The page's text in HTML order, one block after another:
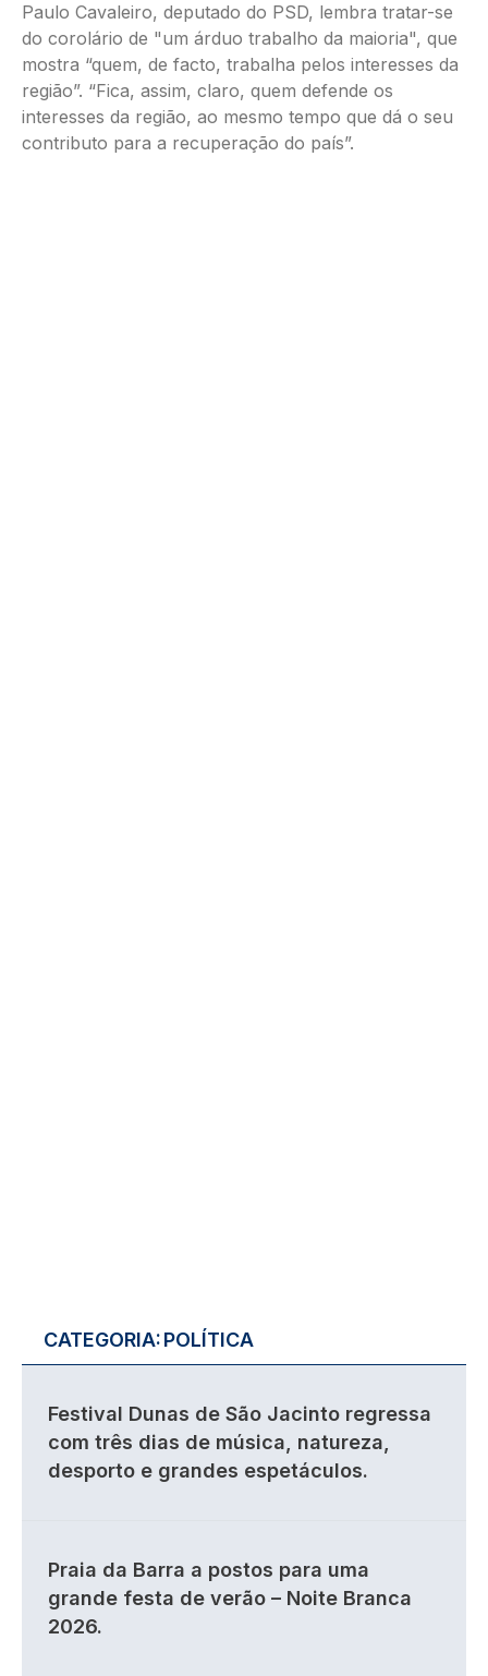
Paulo Cavaleiro, deputado do PSD, lembra tratar-se
do corolário de "um árduo trabalho da maioria", que
mostra “quem, de facto, trabalha pelos interesses da
região”. “Fica, assim, claro, quem defende os
interesses da região, ao mesmo tempo que dá o seu
contributo para a recuperação do país”.
CATEGORIA:POLÍTICA
Festival Dunas de São Jacinto regressa
com três dias de música, natureza,
desporto e grandes espetáculos.
Praia da Barra a postos para uma
grande festa de verão – Noite Branca
2026.